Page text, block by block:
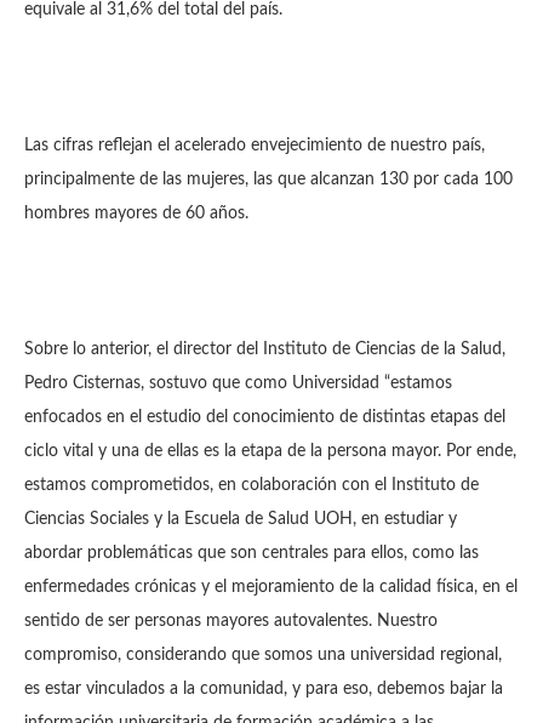
equivale al 31,6% del total del país.
Las cifras reflejan el acelerado envejecimiento de nuestro país,
principalmente de las mujeres, las que alcanzan 130 por cada 100
hombres mayores de 60 años.
Sobre lo anterior, el director del Instituto de Ciencias de la Salud,
Pedro Cisternas, sostuvo que como Universidad “estamos
enfocados en el estudio del conocimiento de distintas etapas del
ciclo vital y una de ellas es la etapa de la persona mayor. Por ende,
estamos comprometidos, en colaboración con el Instituto de
Ciencias Sociales y la Escuela de Salud UOH, en estudiar y
abordar problemáticas que son centrales para ellos, como las
enfermedades crónicas y el mejoramiento de la calidad física, en el
sentido de ser personas mayores autovalentes. Nuestro
compromiso, considerando que somos una universidad regional,
es estar vinculados a la comunidad, y para eso, debemos bajar la